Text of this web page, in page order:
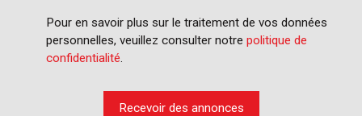
Pour en savoir plus sur le traitement de vos données
personnelles, veuillez consulter notre politique de
confidentialité.
Recevoir des annonces